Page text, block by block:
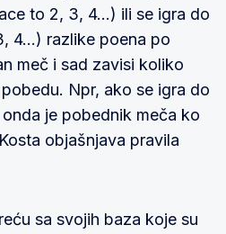
to 2, 3, 4...) ili se igra do
4...) razlike poena po
meč i sad zavisi koliko
Npr, ako se igra do
je pobednik meča ko
objašnjava pravila
sa svojih baza koje su